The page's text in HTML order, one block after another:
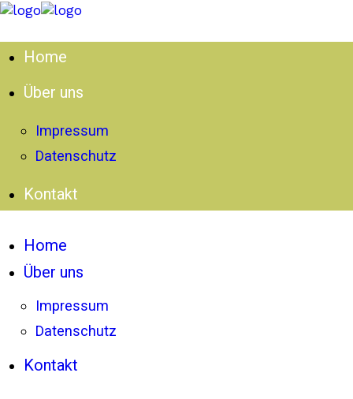
Home
Über uns
Impressum
Datenschutz
Kontakt
Home
Über uns
Impressum
Datenschutz
Kontakt